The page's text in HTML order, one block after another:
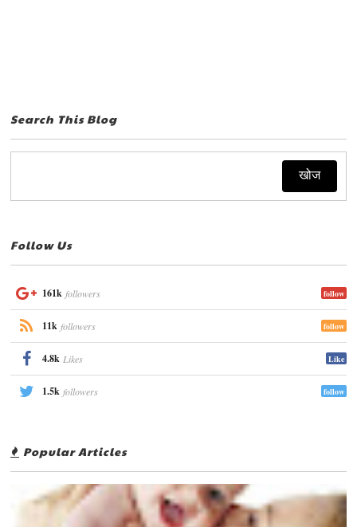
Search This Blog
Follow Us
161k followers follow
11k followers follow
4.8k Likes Like
1.5k followers follow
Popular Articles